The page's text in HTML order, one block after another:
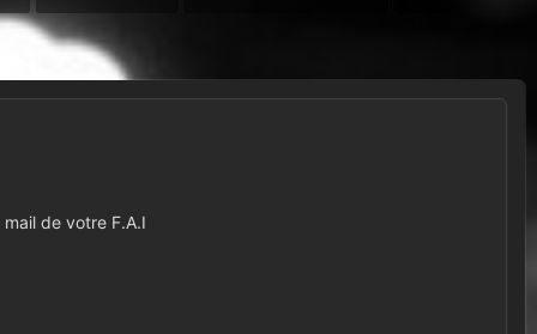
de votre F.A.I